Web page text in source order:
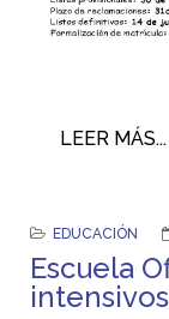
LEER MÁS...
EDUCACIÓN
Escuela